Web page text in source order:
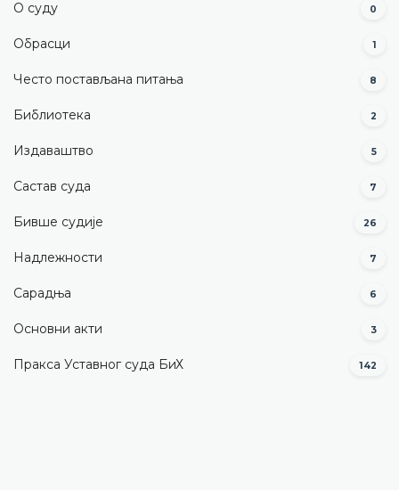
О суду 0
Обрасци 1
Често постављана питања 8
Библиотека 2
Издаваштво 5
Састав суда 7
Бивше судије 26
Надлежности 7
Сарадња 6
Основни акти 3
Пракса Уставног суда БиХ 142